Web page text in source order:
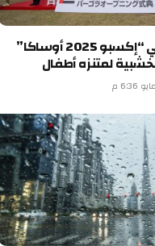
جناح الإمارات في “إكسبو 2025 أوساكا”
أطفال